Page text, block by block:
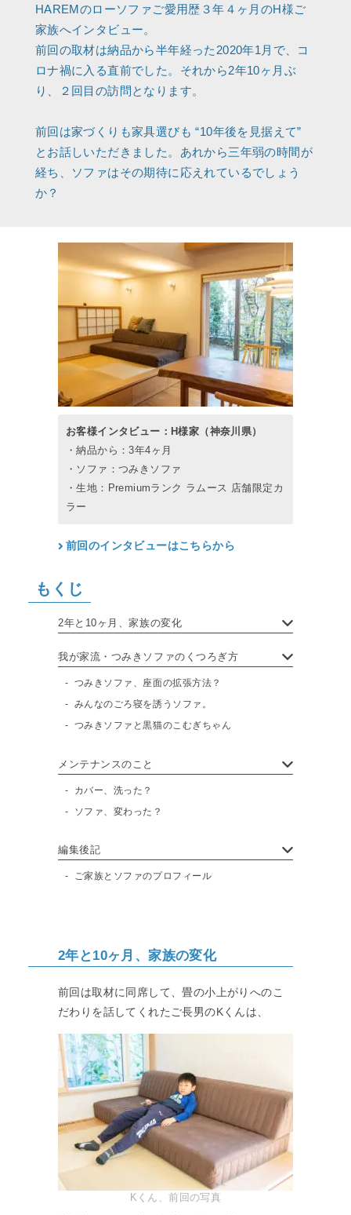
HAREMのローソファご愛用歴３年４ヶ月のH様ご
家族へインタビュー。
前回の取材は納品から半年経った2020年1月で、コ
ロナ禍に入る直前でした。それから2年10ヶ月ぶ
り、２回目の訪問となります。
前回は家づくりも家具選びも “10年後を見据えて”
とお話しいただきました。あれから三年弱の時間が
経ち、ソファはその期待に応えれているでしょう
か？
お客様インタビュー：H様家（神奈川県）
・納品から：3年4ヶ月
・ソファ：つみきソファ
・生地：Premiumランク ラムース 店舗限定カ
ラー
前回のインタビューはこちらから
もくじ
2年と10ヶ月、家族の変化
我が家流・つみきソファのくつろぎ方
つみきソファ、座面の拡張方法？
みんなのごろ寝を誘うソファ。
つみきソファと黒猫のこむぎちゃん
メンテナンスのこと
カバー、洗った？
ソファ、変わった？
編集後記
ご家族とソファのプロフィール
2年と10ヶ月、家族の変化
前回は取材に同席して、畳の小上がりへのこ
だわりを話してくれたご長男のKくんは、
Kくん、前回の写真